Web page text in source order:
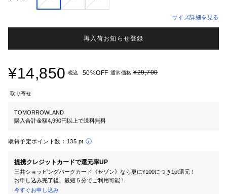
サイズ詳細を見る
再入荷お知らせ登録
¥14,850 税込 50%OFF 通常価格 ¥29,700
取り寄せ
TOMORROWLAND
購入合計金額4,990円以上で送料無料
取得予定ポイント数： 135 pt
提携クレジットカードで還元率UP
三井ショッピングパークカード《セゾン》なら更に¥100につき1pt還元！
お申し込み完了後、最短５分でご利用可能！
今すぐお申し込み